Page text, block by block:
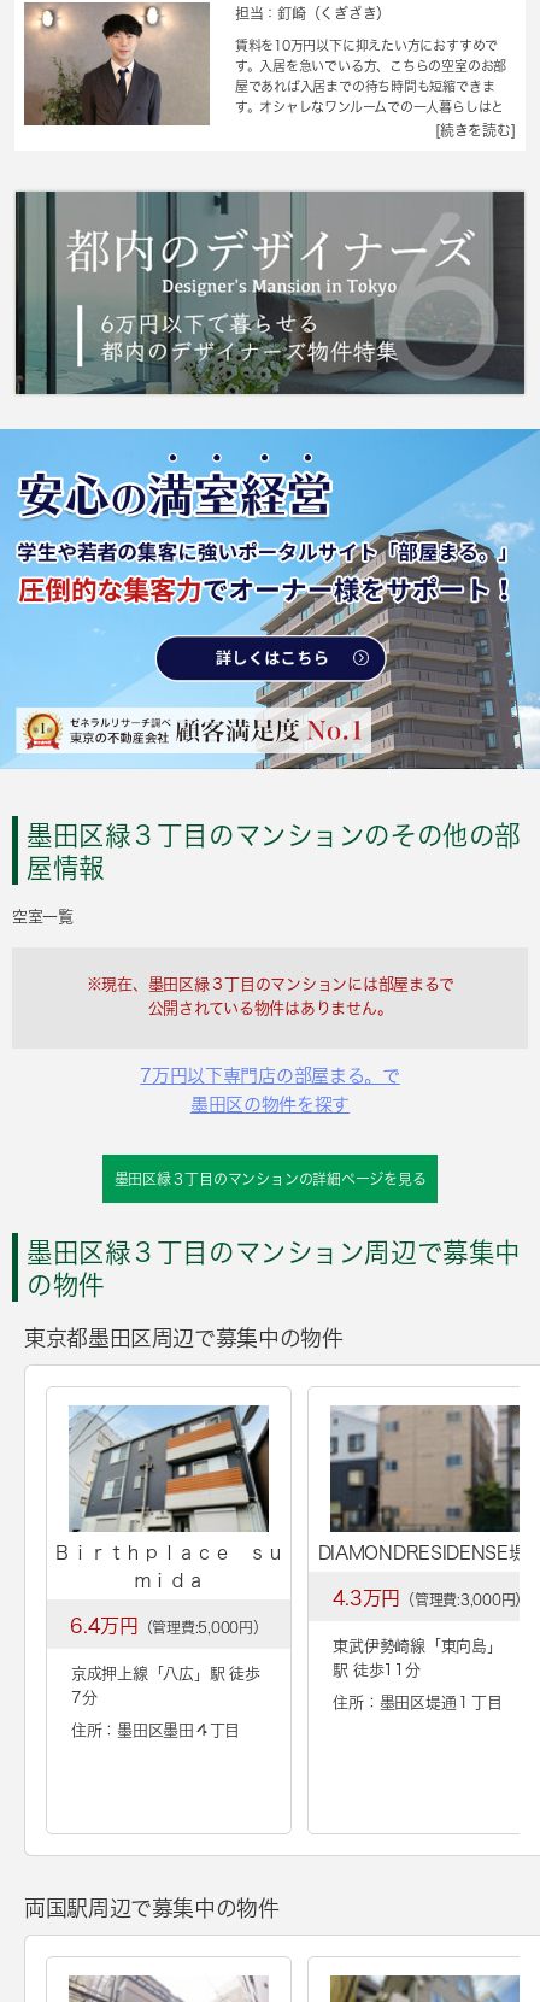
担当：釘崎（くぎざき）
賃料を10万円以下に抑えたい方におすすめで
す。入居を急いでいる方、こちらの空室のお部
屋であれば入居までの待ち時間も短縮できま
す。オシャレなワンルームでの一人暮らしはと
ても快適です。駅から徒歩9分のマンションで、
です。もちろん、店舗へのご来店もお待ちして
[続きを読む]
墨田区緑３丁目のマンションのその他の部
屋情報
空室一覧
※現在、墨田区緑３丁目のマンションには部屋まるで
公開されている物件はありません。
7万円以下専門店の部屋まる。で
墨田区の物件を探す
墨田区緑３丁目のマンションの詳細ページを見る
墨田区緑３丁目のマンション周辺で募集中
の物件
東京都墨田区周辺で募集中の物件
Ｂｉｒｔｈｐｌａｃｅ ｓｕ
ｍｉｄａ
6.4万円 （管理費:5,000円）
京成押上線「 八広」駅 徒歩
7分
住所：墨田区墨田４丁目
DIAMONDRESIDENSE堤
4.3万円 （管理費:3,000円）
東武伊勢崎線「 東向島 」
駅 徒歩11分
住所：墨田区堤通１丁目
両国駅周辺で募集中の物件